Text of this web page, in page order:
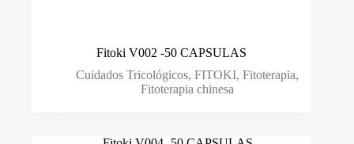
Fitoki V002 -50 CAPSULAS
Cuidados Tricológicos,FITOKI,Fitoterapia,
Fitoterapia chinesa